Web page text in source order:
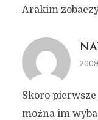
Arakim
Skoro
można im